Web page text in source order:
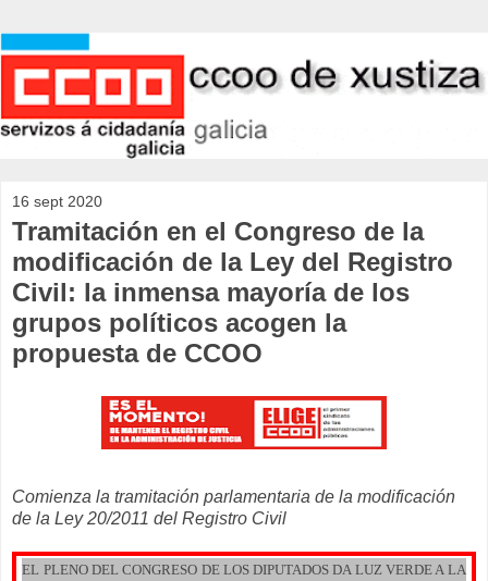
16 sept 2020
Tramitación en el Congreso de la
modificación de la Ley del Registro
Civil: la inmensa mayoría de los
grupos políticos acogen la
propuesta de CCOO
Comienza la tramitación parlamentaria de la modificación
de la Ley 20/2011 del Registro Civil
EL PLENO DEL CONGRESO DE LOS DIPUTADOS DA LUZ VERDE A LA